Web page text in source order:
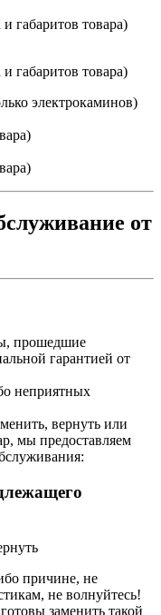
габаритов товара)
габаритов товара)
электрокаминов)
от
прошедшие
гарантией от
неприятных
вернуть или
мы предоставляем
причине, не
не волнуйтесь!
заменить такой